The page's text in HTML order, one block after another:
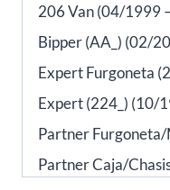
206 Van (04/1999
Bipper (AA_) (02/
Expert Furgoneta
Expert (224_) (10/
Partner Furgoneta/
Partner Caja/